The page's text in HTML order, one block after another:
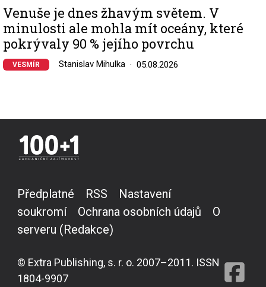
Venuše je dnes žhavým světem. V
minulosti ale mohla mít oceány, které
pokrývaly 90 % jejího povrchu
VESMÍR Stanislav Mihulka 05.08.2026
Předplatné RSS
Nastavení
soukromí
Ochrana osobních údajů
O
serveru (Redakce)
© Extra Publishing, s. r. o. 2007–2011. ISSN
1804-9907